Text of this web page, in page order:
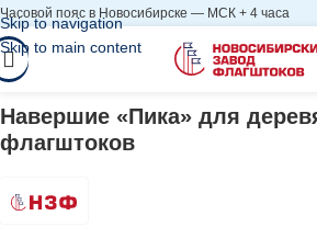
Skip to navigation
Skip to main content
Часовой пояс в Новосибирске — МСК + 4 часа
Навершие «Пика» для
флагштоков